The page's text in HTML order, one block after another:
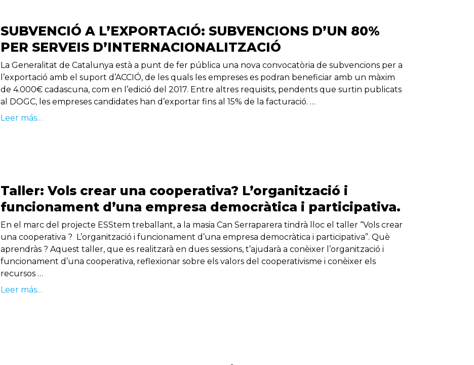
SUBVENCIÓ A L’EXPORTACIÓ: SUBVENCIONS D’UN 80%
PER SERVEIS D’INTERNACIONALITZACIÓ
La Generalitat de Catalunya està a punt de fer pública una nova convocatòria de subvencions per a
l’exportació amb el suport d’ACCIÓ, de les quals les empreses es podran beneficiar amb un màxim
de 4.000€ cadascuna, com en l’edició del 2017. Entre altres requisits, pendents que surtin publicats
al DOGC, les empreses candidates han d’exportar fins al 15% de la facturació. …
Leer más…
Taller: Vols crear una cooperativa? L’organització i
funcionament d’una empresa democràtica i participativa.
En el marc del projecte ESStem treballant, a la masia Can Serraparera tindrà lloc el taller “Vols crear
una cooperativa ? L’organització i funcionament d’una empresa democràtica i participativa”. Què
aprendràs ? Aquest taller, que es realitzarà en dues sessions, t’ajudarà a conèixer l’organització i
funcionament d’una cooperativa, reflexionar sobre els valors del cooperativisme i conèixer els
recursos …
Leer más…